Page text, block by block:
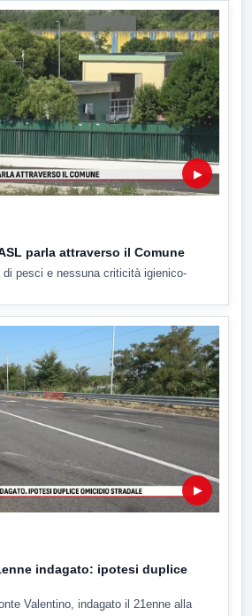
▶
parla attraverso il Comune
di pesci e nessuna criticità igienico-
▶
indagato: ipotesi duplice
Valentino, indagato il 21enne alla